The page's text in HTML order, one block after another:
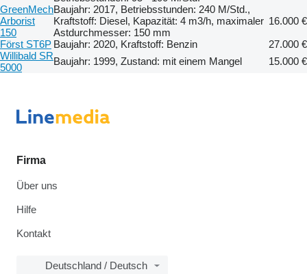
GreenMech
Arborist
150
Baujahr: 2017, Betriebsstunden: 240 M/Std.,
Kraftstoff: Diesel, Kapazität: 4 m3/h, maximaler
Astdurchmesser: 150 mm
16.000 €
Först ST6P Baujahr: 2020, Kraftstoff: Benzin
27.000 €
Willibald SR
5000
Baujahr: 1999, Zustand: mit einem Mangel 15.000 €
Firma
Über uns
Hilfe
Kontakt
Deutschland / Deutsch